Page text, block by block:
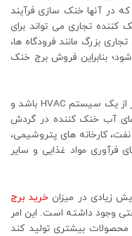
در آنها خنک‌ سازی فرآیند
تجاری می تواند برای
بزرگ مانند فرودگاه ها،
بنابراین فروش برج خنک
یک برج خنک کننده صنعتی می تواند بزرگتر از یک سیستم HVAC باشد و
آب خنک کننده در گردش
نفت، کارخانه های پتروشیمی،
فرآوری مواد غذایی و سایر
زیادی در میزان خرید برج
وجود داشته است. این امر
بیشتری تولید کند